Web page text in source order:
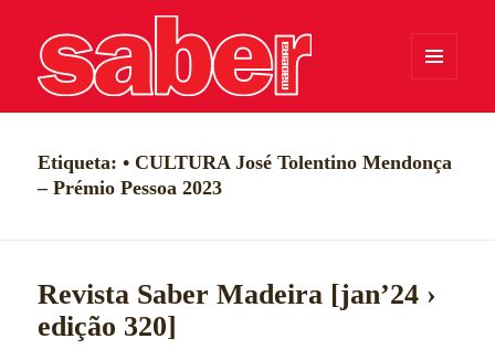
WIDGETS
Etiqueta:• CULTURA José Tolentino Mendonça
– Prémio Pessoa 2023
Revista Saber Madeira [jan’24 ›
edição 320]